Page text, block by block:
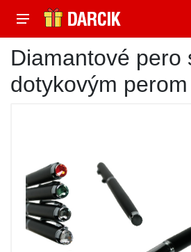
Diamantové pero
dotykovým